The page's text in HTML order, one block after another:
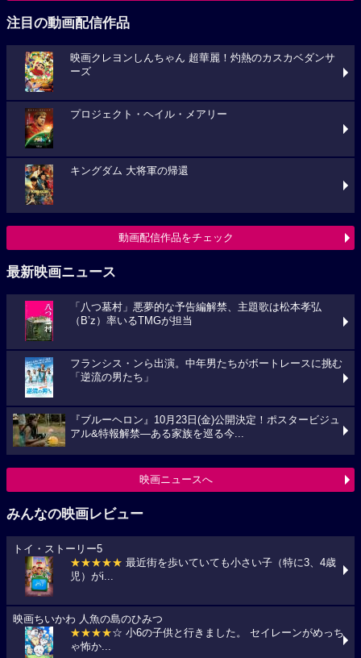
注目の動画配信作品
映画クレヨンしんちゃん 超華麗！灼熱のカスカベダンサ
ーズ
プロジェクト・ヘイル・メアリー
キングダム 大将軍の帰還
動画配信作品をチェック
最新映画ニュース
「八つ墓村」悪夢的な予告編解禁、主題歌は松本孝弘
（B’z）率いるTMGが担当
フランシス・ンら出演。中年男たちがボートレースに挑む
「逆流の男たち」
『ブルーヘロン』10月23日(金)公開決定！ポスタービジュ
アル&特報解禁―ある家族を巡る今...
映画ニュースへ
みんなの映画レビュー
トイ・ストーリー5
★★★★★ 最近街を歩いていても小さい子（特に3、4歳
児）がi...
映画ちいかわ 人魚の島のひみつ
★★★★☆ 小6の子供と行きました。 セイレーンがめっち
ゃ怖か...